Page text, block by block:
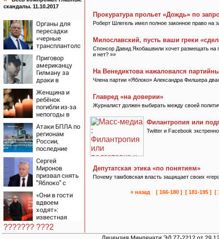
скандалы. 11.10.2017
Органы для
пересадки
«черные
трансплантологи»
еще живых
пациентов
Приговор
американцу
Гилману за
драки в
СИЗО
потребовали
ужесточить -
Новости на
Вести.ru
Женщина и
ребёнок
погибли из-за
непогоды в
Атаки БПЛА по
регионам
России,
последние
августа 2026:
последствия,
атаки на
склады
Wildberries,
состояние
пострадавших
Сергей
Миронов
призвал снять
"Яблоко" с
Новости на
Вести.ru
«Они в гости
вдвоем
ходят»:
известная
журналистка
подтвердила
??????? ???2
Прокуратура прольет «Дождь» по
Роберт Шлегель имел полное законное право на
Милославский, пусть ваши греки
Спонсор Давид Якобашвили хочет размещать на
и нет? »»
На Венедиктова нажаловался
Члена партии «Яблоко» Александра Филшера
Главред «на доверии»
Журналист должен выбирать между своей
Филантропия или
Twitter и Facebook
Депутатская этика «по понятиям»
Почему тамбовская власть защищает своих
« назад [ 166-180 ] [ 181-195 ] [